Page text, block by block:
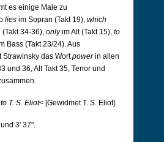
es einige Male zu
lies im Sopran (Takt 19), which
34-36), onlyim Alt (Takt 15), to
Bass (Takt 23/24). Aus
Strawinsky das Wortpowerin allen
und 36, Alt Takt 35, Tenor und
T. S. Eliot< [Gewidmet T. S. Eliot].
3' 37".